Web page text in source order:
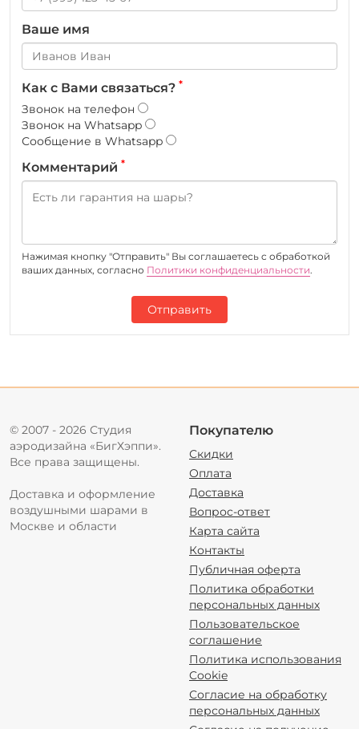
Ваше имя
Как с Вами связаться? *
Звонок на телефон
Звонок на Whatsapp
Сообщение в Whatsapp
Комментарий *
Нажимая кнопку "Отправить" Вы соглашаетесь c обработкой
ваших данных, согласно Политики конфиденциальности.
Отправить
© 2007 - 2026 Студия
аэродизайна «БигХэппи».
Все права защищены.
Доставка и оформление
воздушными шарами в
Москве и области
Покупателю
Скидки
Оплата
Доставка
Вопрос-ответ
Карта сайта
Контакты
Публичная оферта
Политика обработки
персональных данных
Пользовательское
соглашение
Политика использования
Cookie
Согласие на обработку
персональных данных